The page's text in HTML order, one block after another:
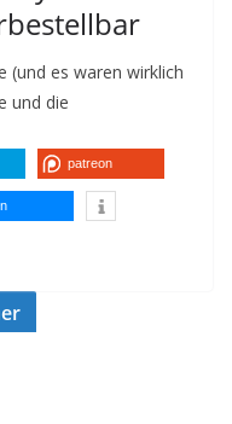
(und es waren wirklich
und die
patreon